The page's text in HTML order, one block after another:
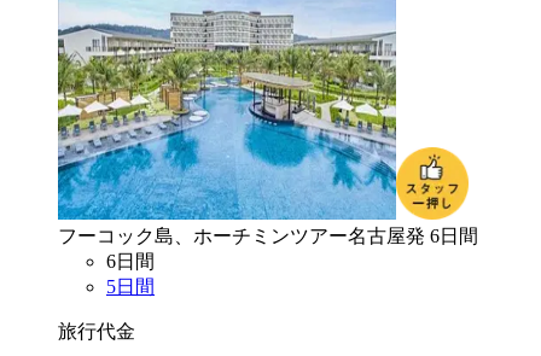
フーコック島、ホーチミンツアー名古屋発 6日間
6日間
5日間
旅行代金